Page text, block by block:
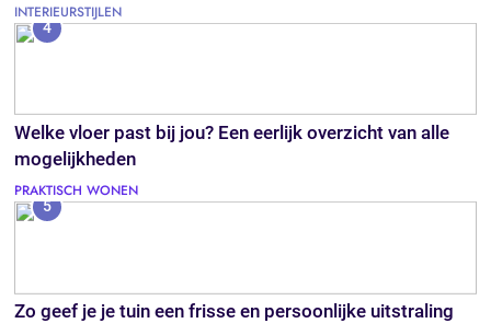
INTERIEURSTIJLEN
4
Welke vloer past bij jou? Een eerlijk overzicht van alle
mogelijkheden
PRAKTISCH WONEN
5
Zo geef je je tuin een frisse en persoonlijke uitstraling